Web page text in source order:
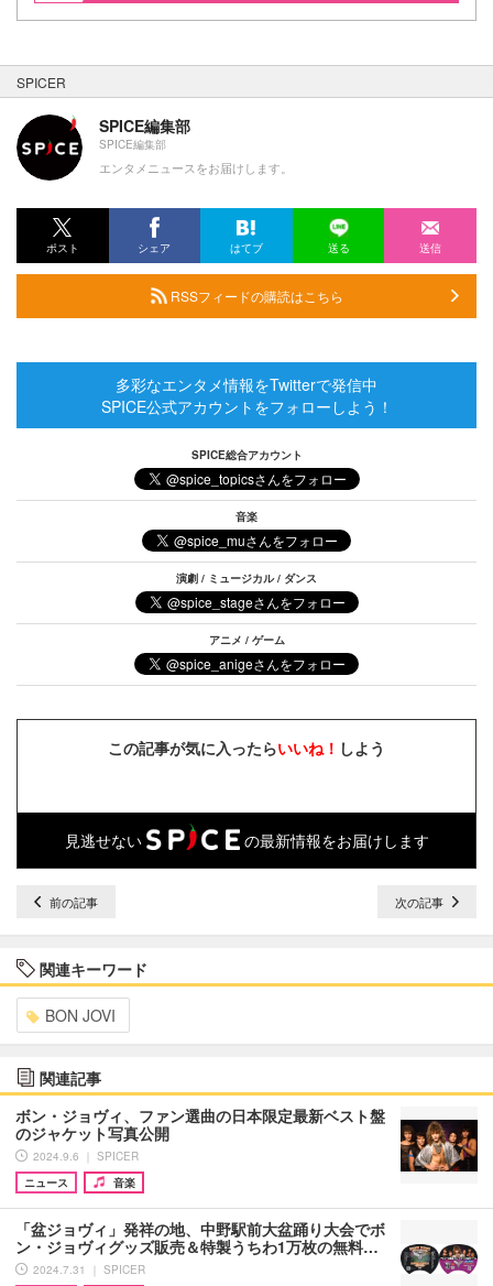
SPICER
SPICE編集部
SPICE編集部
エンタメニュースをお届けします。
ポスト シェア はてブ 送る 送信
RSSフィードの購読はこちら
多彩なエンタメ情報をTwitterで発信中
SPICE公式アカウントをフォローしよう！
SPICE総合アカウント
音楽
演劇 / ミュージカル / ダンス
アニメ / ゲーム
この記事が気に入ったらいいね！ しよう
見逃せない の最新情報をお届けします
前の記事 次の記事
関連キーワード
BON JOVI
関連記事
ボン・ジョヴィ、ファン選曲の日本限定最新ベスト盤
のジャケット写真公開
2024.9.6 ｜ SPICER
ニュース
音楽
「盆ジョヴィ」発祥の地、中野駅前大盆踊り大会でボ
ン・ジョヴィグッズ販売＆特製うちわ1万枚の無料…
2024.7.31 ｜ SPICER